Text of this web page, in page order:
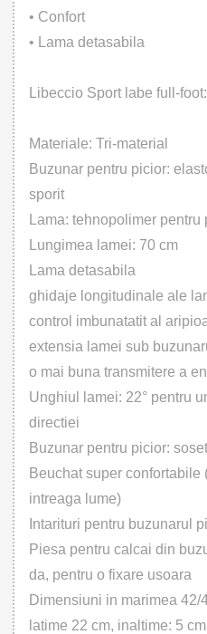
• Confort
• Lama detasabila
Libeccio Sport labe full-foot:
Materiale: Tri-material
Buzunar pentru picior:
sporit
Lama: tehnopolimer
Lungimea lamei: 70 cm
Lama detasabila
ghidaje longitudinale ale
control imbunatatit al
extensia lamei sub
o mai buna transmitere a
Unghiul lamei: 22° pentru
directiei
Buzunar pentru picior:
Beuchat super confortabile
intreaga lume)
Intarituri pentru buzunarul
Piesa pentru calcai din
da, pentru o fixare usoara
Dimensiuni in marimea 42/
latime 22 cm, inaltime: 5 cm